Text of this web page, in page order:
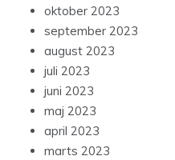
oktober 2023
september 2023
august 2023
juli 2023
juni 2023
maj 2023
april 2023
marts 2023